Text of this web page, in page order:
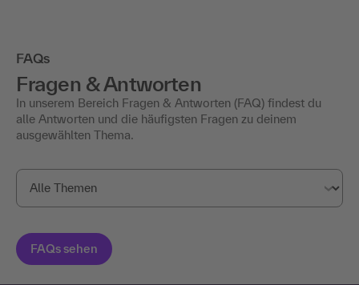
FAQs
Fragen & Antworten
In unserem Bereich Fragen & Antworten (FAQ) findest du
alle Antworten und die häufigsten Fragen zu deinem
ausgewählten Thema.